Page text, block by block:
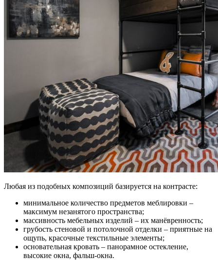
Любая из подобных композиций базируется на контрасте:
минимальное количество предметов меблировки –
максимум незанятого пространства;
массивность мебельных изделий – их манёвренность;
грубость стеновой и потолочной отделки – приятные на
ощупь, красочные текстильные элементы;
основательная кровать – панорамное остекление,
высокие окна, фальш-окна.